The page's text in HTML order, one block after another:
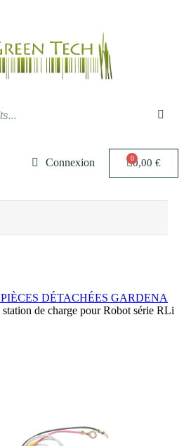
Connexion 0,00 €
DÉTACHÉES GARDENA
station de charge pour Robot série RLi